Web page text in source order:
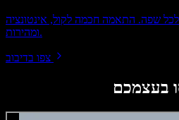
לכל שפה. התאמה חכמה לקול, אינטונציה
ומהירות.
צפו בדיבוב
בעצמכם